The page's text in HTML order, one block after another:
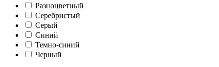
Разноцветный
Серебристый
Серый
Синий
Темно-синий
Черный